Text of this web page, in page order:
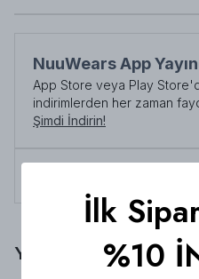
NuuWears App
App Store veya Play
indirimlerden her zaman
Şimdi İndirin!
Yorumlar
İlk
%10